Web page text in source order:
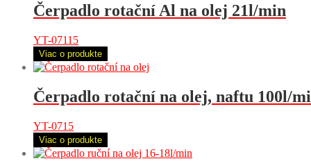
Čerpadlo rotační Al na olej 21l/min
YT-07115
Viac o produkte
Čerpadlo rotační na olej, naftu 100l/
YT-0715
Viac o produkte